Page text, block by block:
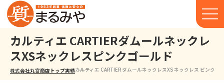
カルティエ CARTIERダムールネックレ
スXSネックレスピンクゴールド
株式会社丸宮商店トップ⁩実績カルティエ CARTIER ダムールネックレスXS ネックレス ピンクゴ